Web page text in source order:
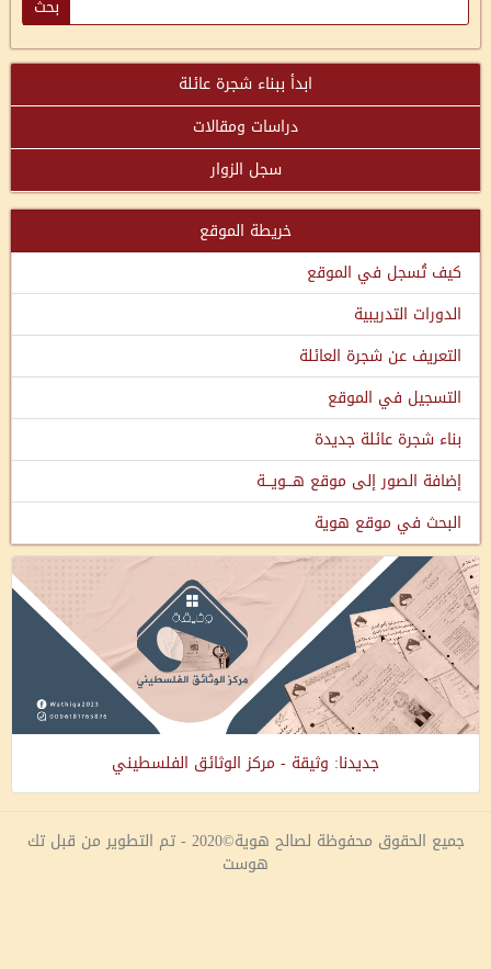
ابدأ ببناء شجرة عائلة
دراسات ومقالات
سجل الزوار
خريطة الموقع
كيف تُسجل في الموقع
الدورات التدريبية
التعريف عن شجرة العائلة
التسجيل في الموقع
بناء شجرة عائلة جديدة
إضافة الصور إلى موقع هـــويـــة
البحث في موقع هوية
جديدنا: وثيقة - مركز الوثائق الفلسطيني
جميع الحقوق محفوظة لصالح هوية©2020 - تم التطوير من قبل تك
هوست